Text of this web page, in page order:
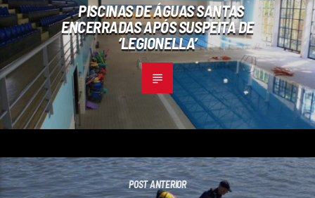
PISCINAS DE ÁGUAS SANTAS
ENCERRADAS APÓS SUSPEITA DE
‘LEGIONELLA’
POST ANTERIOR